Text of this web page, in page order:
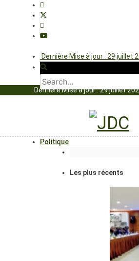
Dernière Mise à jour : 29 juillet
Dernière Mise à jour : 29 juillet
Politique
Les plus récents